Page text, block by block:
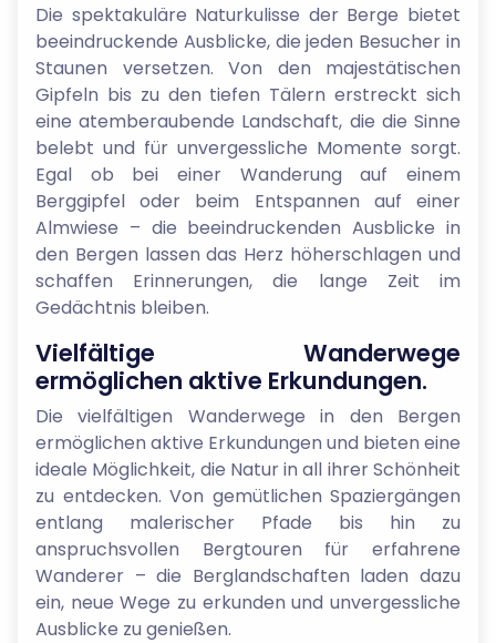
Die spektakuläre Naturkulisse der Berge bietet
beeindruckende Ausblicke, die jeden Besucher in
Staunen versetzen. Von den majestätischen
Gipfeln bis zu den tiefen Tälern erstreckt sich
eine atemberaubende Landschaft, die die Sinne
belebt und für unvergessliche Momente sorgt.
Egal ob bei einer Wanderung auf einem
Berggipfel oder beim Entspannen auf einer
Almwiese – die beeindruckenden Ausblicke in
den Bergen lassen das Herz höherschlagen und
schaffen Erinnerungen, die lange Zeit im
Gedächtnis bleiben.
Vielfältige Wanderwege
ermöglichen aktive Erkundungen.
Die vielfältigen Wanderwege in den Bergen
ermöglichen aktive Erkundungen und bieten eine
ideale Möglichkeit, die Natur in all ihrer Schönheit
zu entdecken. Von gemütlichen Spaziergängen
entlang malerischer Pfade bis hin zu
anspruchsvollen Bergtouren für erfahrene
Wanderer – die Berglandschaften laden dazu
ein, neue Wege zu erkunden und unvergessliche
Ausblicke zu genießen.